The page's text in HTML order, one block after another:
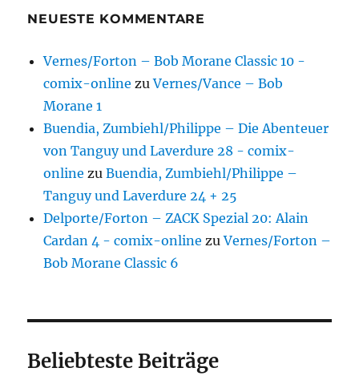
NEUESTE KOMMENTARE
Vernes/Forton – Bob Morane Classic 10 -
comix-online zuVernes/Vance – Bob
Morane 1
Buendia, Zumbiehl/Philippe – Die Abenteuer
von Tanguy und Laverdure 28 - comix-
online zuBuendia, Zumbiehl/Philippe –
Tanguy und Laverdure 24 + 25
Delporte/Forton – ZACK Spezial 20: Alain
Cardan 4 - comix-online zuVernes/Forton –
Bob Morane Classic 6
Beliebteste Beiträge